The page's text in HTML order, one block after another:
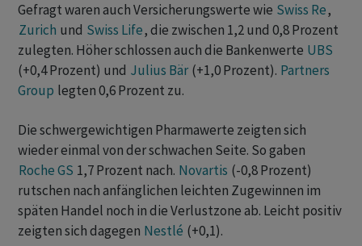
Gefragt waren auch Versicherungswerte wie Swiss Re,
Zurich und Swiss Life, die zwischen 1,2 und 0,8 Prozent
zulegten. Höher schlossen auch die Bankenwerte UBS
(+0,4 Prozent) und Julius Bär (+1,0 Prozent). Partners
Group legten 0,6 Prozent zu.
Die schwergewichtigen Pharmawerte zeigten sich
wieder einmal von der schwachen Seite. So gaben
Roche GS 1,7 Prozent nach. Novartis (-0,8 Prozent)
rutschen nach anfänglichen leichten Zugewinnen im
späten Handel noch in die Verlustzone ab. Leicht positiv
zeigten sich dagegen Nestlé (+0,1).